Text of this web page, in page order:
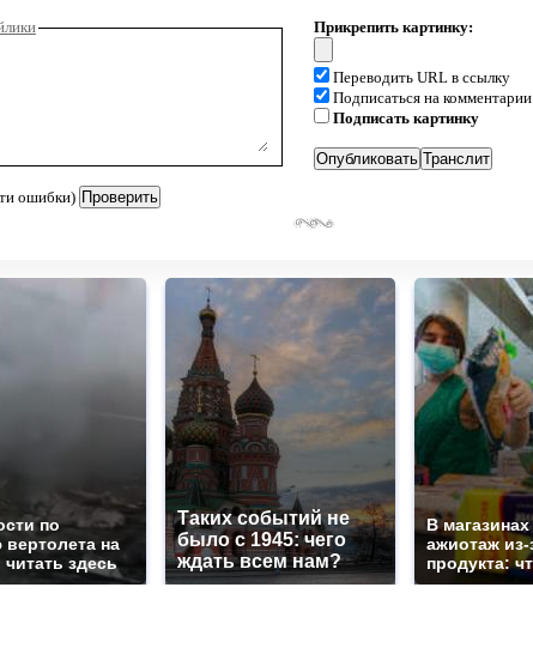
ошибки)
Прикрепить картинку:
Переводить URL в ссылку
Подписаться на комментарии
Подписать картинку
по
на
читать здесь
Таких событий не
было с 1945: чего
ждать всем нам?
В
ажиотаж из-
продукта: